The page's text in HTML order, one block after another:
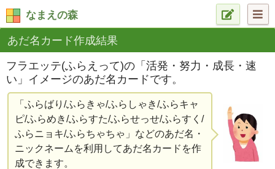
なまえの森
あだ名カード作成結果
フラエッテ(ふらえって)の「活発・努力・成長・速
い」イメージのあだ名カードです。
「ふらばり/ふらきゃ/ふらしゃき/ふらキャ
ピ/ふらめき/ふらすた/ふらせっせ/ふらすく/
ふらニョキ/ふらちゃちゃ」などのあだ名・
ニックネームを利用してあだ名カードを作
成できます。